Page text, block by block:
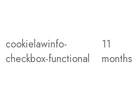
cookielawinfo-
checkbox-functional
11
months